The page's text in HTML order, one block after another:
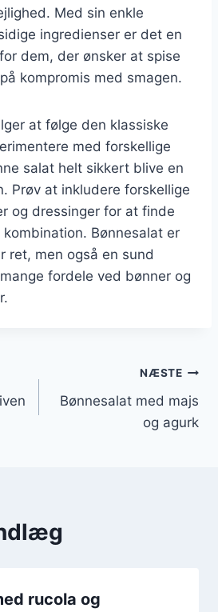
Med sin enkle
ingredienser er det en
dem, der ønsker at spise
kompromis med smagen.
at følge den klassiske
med forskellige
salat helt sikkert blive en
Prøv at inkludere forskellige
og dressinger for at finde
Bønnesalat er
ret, men også en sund
fordele ved bønner og
NÆSTE
Bønnesalat med majs
og agurk
rucola og